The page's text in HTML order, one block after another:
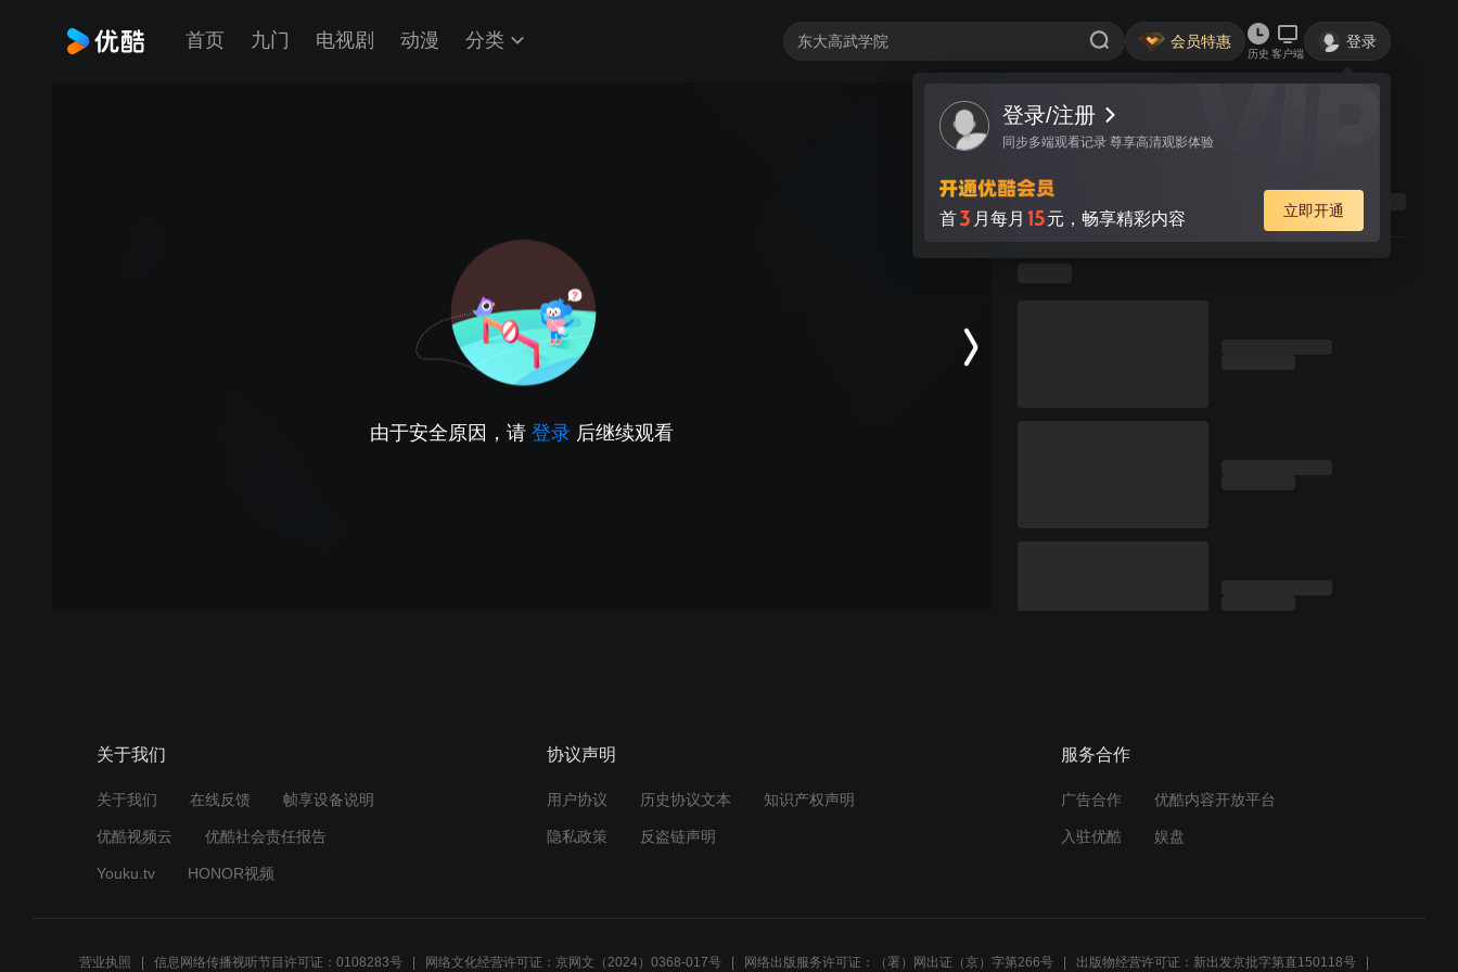
首页 九门 电视剧 动漫 分类 会员特惠
历史 客户端
登录
登录/注册
同步多端观看记录 尊享高清观影体验
首3 月每月 15元，畅享精彩内容 立即开通
由于安全原因，请 登录 后继续观看
关于我们
关于我们 在线反馈 帧享设备说明
优酷视频云 优酷社会责任报告
Youku.tv HONOR视频
协议声明
用户协议 历史协议文本 知识产权声明
隐私政策 反盗链声明
服务合作
广告合作 优酷内容开放平台
入驻优酷 娱盘
营业执照 信息网络传播视听节目许可证：0108283号 网络文化经营许可证：京网文（2024）0368-017号 网络出版服务许可证：（署）网出证（京）字第266号 出版物经营许可证：新出发京批字第直150118号